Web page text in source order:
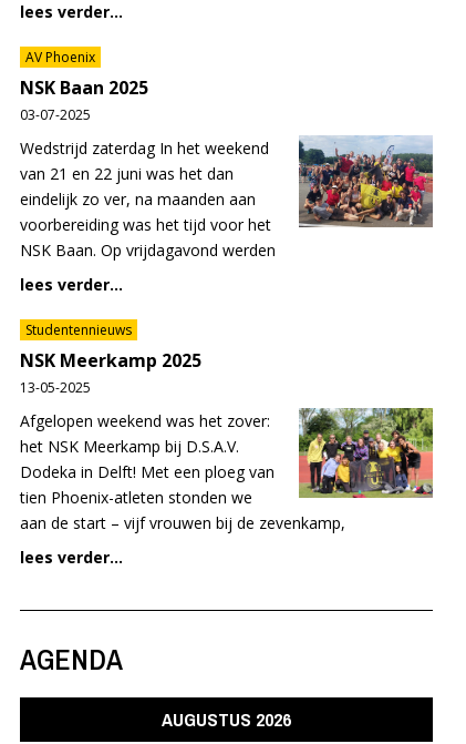
lees verder...
AV Phoenix
NSK Baan 2025
03-07-2025
Wedstrijd zaterdag In het weekend
van 21 en 22 juni was het dan
eindelijk zo ver, na maanden aan
voorbereiding was het tijd voor het
NSK Baan. Op vrijdagavond werden
lees verder...
Studentennieuws
NSK Meerkamp 2025
13-05-2025
Afgelopen weekend was het zover:
het NSK Meerkamp bij D.S.A.V.
Dodeka in Delft! Met een ploeg van
tien Phoenix-atleten stonden we
aan de start – vijf vrouwen bij de zevenkamp,
lees verder...
AGENDA
AUGUSTUS 2026